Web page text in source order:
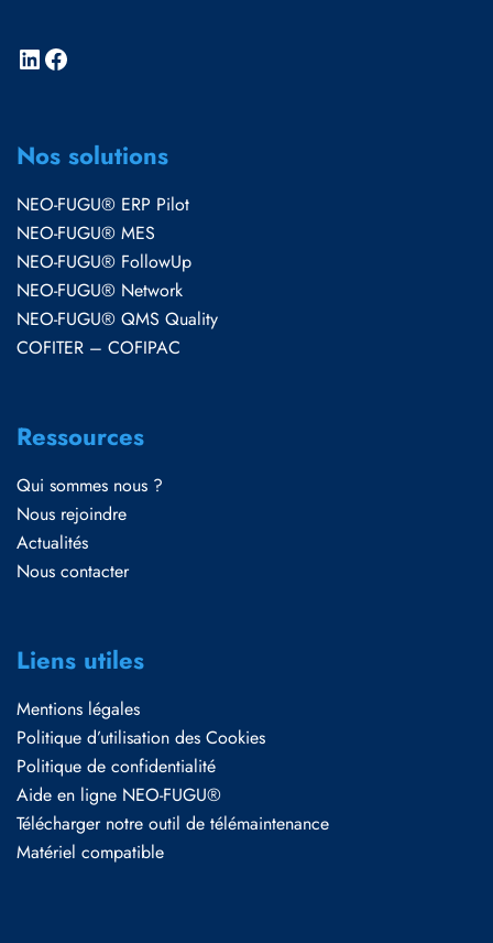
Nos solutions
NEO-FUGU® ERP Pilot
NEO-FUGU® MES
NEO-FUGU® FollowUp
NEO-FUGU® Network
NEO-FUGU® QMS Quality
COFITER – COFIPAC
Ressources
Qui sommes nous ?
Nous rejoindre
Actualités
Nous contacter
Liens utiles
Mentions légales
Politique d’utilisation des Cookies
Politique de confidentialité
Aide en ligne NEO-FUGU®
Télécharger notre outil de télémaintenance
Matériel compatible